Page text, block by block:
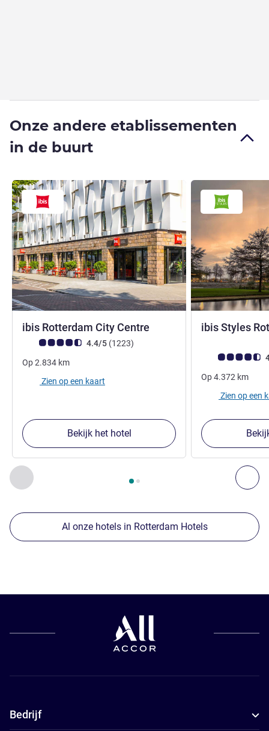
Onze andere etablissementen
in de buurt
Vorige - Onze andere etablissementen in de buurt
Pagina , Onze andere etablissementen in de buurt 1
ibis Rotterdam City Centre
Avis-klantbeoordeling (ALL beoordeling)
4.4/5 (1223beoordelingen
)
Op2.834 km
Zien op een kaart
Bekijk het hotel
ibis Styles
Avis-
Op4.372 km
Zien op een
Al onze hotels in Rotterdam Hotels
Bedrijf